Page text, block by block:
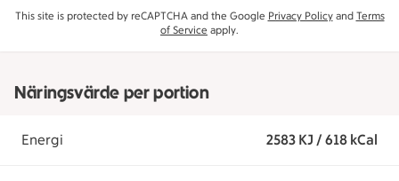
This site is protected by reCAPTCHA and the Google Privacy Policyand Terms
of Service apply.
Näringsvärde per portion
Energi 2583 KJ / 618 kCal